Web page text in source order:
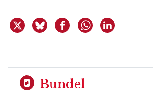
Deel dit item op X
Deel dit item op Bluesky
Deel dit item op
Delen via WhatsApp
Bundel